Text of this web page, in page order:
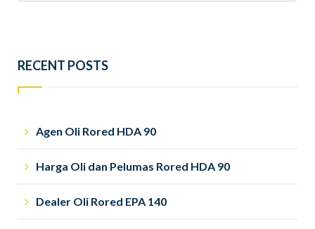
RECENT POSTS
Agen Oli Rored HDA 90
Harga Oli dan Pelumas Rored HDA 90
Dealer Oli Rored EPA 140